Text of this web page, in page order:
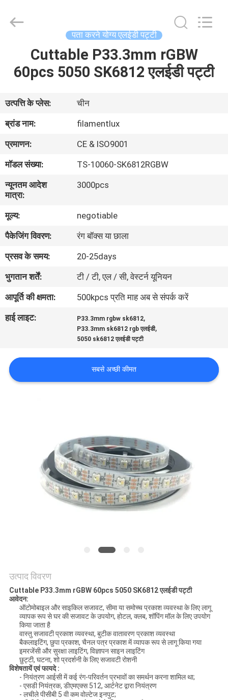
हमारे
बारे
कारखाना
गुणवत्ता
नियंत्रण
संपर्क
करें
उद्धरण
की
PRIVACY
POLICY
Technology
पता करने योग्य एलईडी पट्टी
Cuttable P33.3mm rGBW
60pcs 5050 SK6812 एलईडी पट्टी
उत्पत्ति के प्लेस:
चीन
ब्रांड नाम:
filamentlux
प्रमाणन:
CE & ISO9001
मॉडल संख्या:
TS-10060-SK6812RGBW
न्यूनतम आदेश
मात्रा:
3000pcs
मूल्य:
negotiable
पैकेजिंग विवरण:
रंग बॉक्स या छाला
प्रसव के समय:
20-25days
भुगतान शर्तें:
टी / टी, एल / सी, वेस्टर्न यूनियन
आपूर्ति की क्षमता:
500kpcs प्रति माह अब से संपर्क करें
हाई लाइट:
P33.3mm rgbw sk6812,
P33.3mm sk6812 rgb एलईडी,
5050 sk6812 एलईडी पट्टी
सबसे अच्छी कीमत
उत्पाद विवरण
Cuttable P33.3mm rGBW 60pcs 5050 SK6812 एलईडी पट्टी
आवेदन:
ऑटोमोबाइल और साइकिल सजावट, सीमा या समोच्च प्रकाश व्यवस्था के लिए लागू
व्यापक रूप से घर की सजावट के उपयोग, होटल, क्लब, शॉपिंग मॉल के लिए उपयोग
किया जाता है
वास्तु सजावटी प्रकाश व्यवस्था, बुटीक वातावरण प्रकाश व्यवस्था
बैकलाइटिंग, छुपा प्रकाश, चैनल पत्र प्रकाश में व्यापक रूप से लागू किया गया
इमरजेंसी और सुरक्षा लाइटिंग, विज्ञापन साइन लाइटिंग
छुट्टी, घटना, शो प्रदर्शनी के लिए सजावटी रोशनी
विशेषतायें एवं फायदे :
- नियंत्रण आईसी में कई रंग-परिवर्तन प्रभावों का समर्थन करना शामिल था;
- एसडी नियंत्रक, डीएमएक्स 512, आर्टनेट द्वारा नियंत्रण
- लचीले पीसीबी 5 वी कम वोल्टेज इनपुट;